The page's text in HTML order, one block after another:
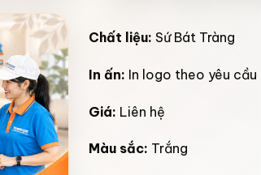
Chất liệu: Sứ Bát Tràng
In ấn: In logo theo yêu cầu
Giá: Liên hệ
Màu sắc: Trắng